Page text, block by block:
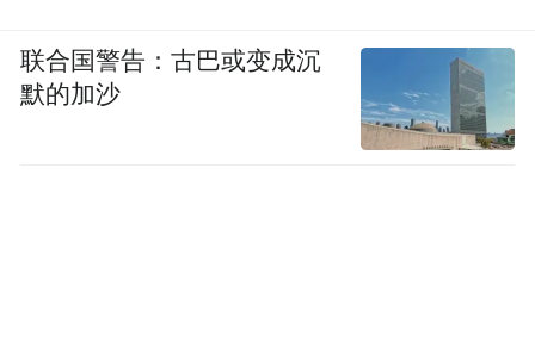
联合国警告：古巴或变成沉
默的加沙